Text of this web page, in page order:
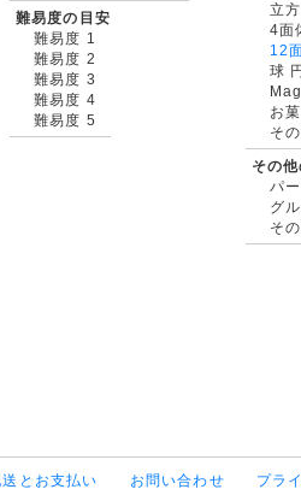
難易度の目安
難易度 1
難易度 2
難易度 3
難易度 4
難易度 5
立
4面
12
球
お
そ
その
パ
グ
そ
送とお支払い お問い合わせ プラ